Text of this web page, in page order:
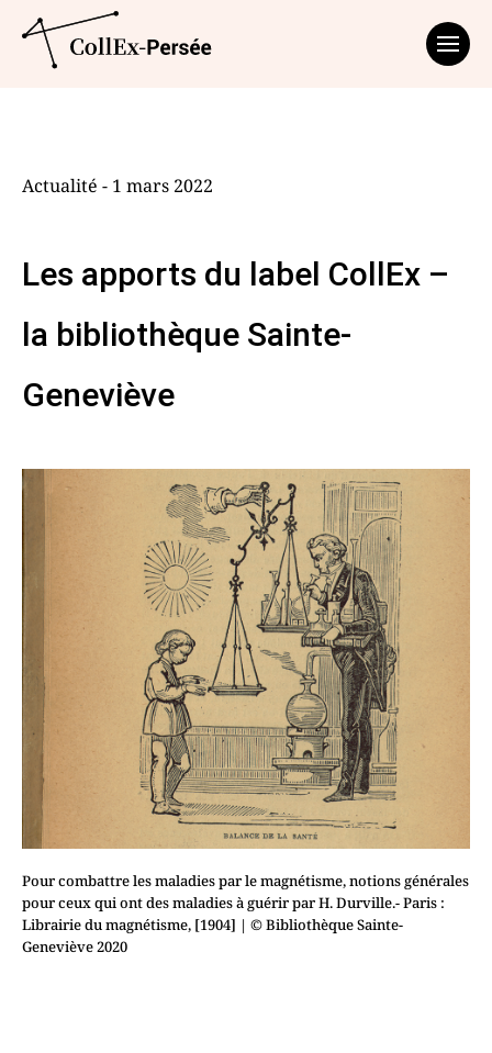
Pour combattre les maladies par le magnétisme, notions générales
pour ceux qui ont des maladies à guérir par H. Durville.- Paris :
Librairie du magnétisme, [1904] | © Bibliothèque Sainte-
Geneviève 2020
Actualité - 1 mars 2022
Les apports du label CollEx –
la bibliothèque Sainte-
Geneviève